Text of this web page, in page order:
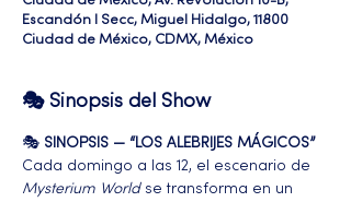
Escandón I Secc, Miguel Hidalgo, 11800
Ciudad de México, CDMX, México
🎭 Sinopsis del Show
🎭 SINOPSIS — “LOS ALEBRIJES MÁGICOS”
Cada domingo a las 12, el escenario de
Mysterium World se transforma en un